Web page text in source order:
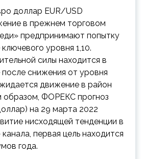
доллар EUR/USD
в прежнем торговом
предпринимают попытку
уровня 1,10.
силы находится в
после снижения от уровня
движение в район
образом, ФОРЕКС прогноз
на 29 марта 2022
нисходящей тенденции в
первая цель находится
года.